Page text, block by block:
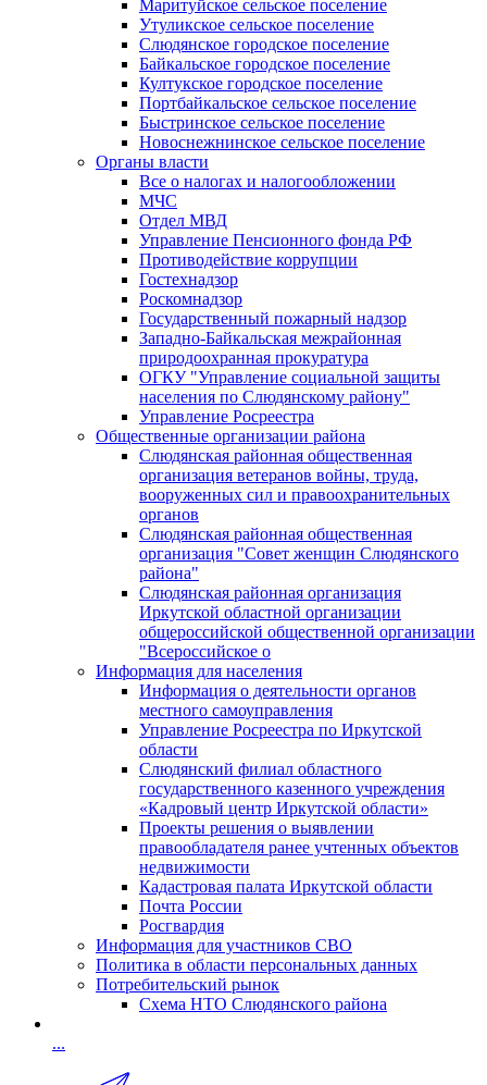
Маритуйское сельское поселение
Утуликское сельское поселение
Слюдянское городское поселение
Байкальское городское поселение
Култукское городское поселение
Портбайкальское сельское поселение
Быстринское сельское поселение
Новоснежнинское сельское поселение
Органы власти
Все о налогах и налогообложении
МЧС
Отдел МВД
Управление Пенсионного фонда РФ
Противодействие коррупции
Гостехнадзор
Роскомнадзор
Государственный пожарный надзор
Западно-Байкальская межрайонная
природоохранная прокуратура
ОГКУ "Управление социальной защиты
населения по Слюдянскому району"
Управление Росреестра
Общественные организации района
Слюдянская районная общественная
организация ветеранов войны, труда,
вооруженных сил и правоохранительных
органов
Слюдянская районная общественная
организация "Совет женщин Слюдянского
района"
Слюдянская районная организация
Иркутской областной организации
общероссийской общественной организации
"Всероссийское о
Информация для населения
Информация о деятельности органов
местного самоуправления
Управление Росреестра по Иркутской
области
Слюдянский филиал областного
государственного казенного учреждения
«Кадровый центр Иркутской области»
Проекты решения о выявлении
правообладателя ранее учтенных объектов
недвижимости
Кадастровая палата Иркутской области
Почта России
Росгвардия
Информация для участников СВО
Политика в области персональных данных
Потребительский рынок
Схема НТО Слюдянского района
...